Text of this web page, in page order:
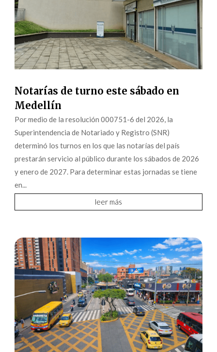
Notarías de turno este sábado en
Medellín
Por medio de la resolución 000751-6 del 2026, la
Superintendencia de Notariado y Registro (SNR)
determinó los turnos en los que las notarías del país
prestarán servicio al público durante los sábados de 2026
y enero de 2027. Para determinar estas jornadas se tiene
en...
leer más